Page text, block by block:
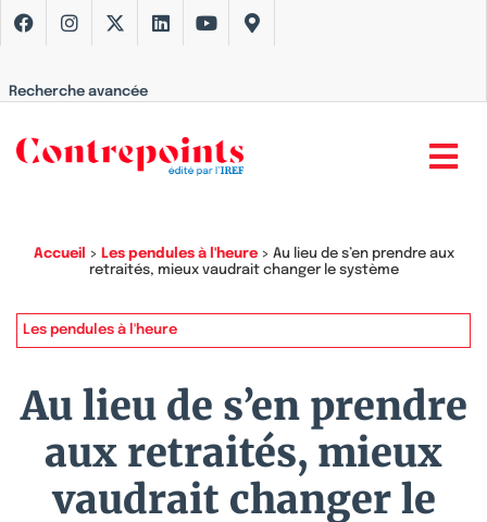
Recherche avancée
Accueil > Les pendules à l'heure> Au lieu de s’en prendre aux
retraités, mieux vaudrait changer le système
Les pendules à l'heure
Au lieu de s’en prendre
aux retraités, mieux
vaudrait changer le